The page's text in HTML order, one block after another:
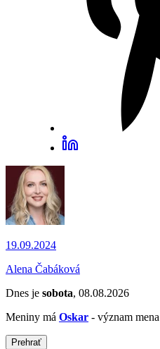
19.09.2024
Alena Čabáková
Dnes je sobota, 08.08.2026
Meniny má Oskar - význam mena
Prehrať